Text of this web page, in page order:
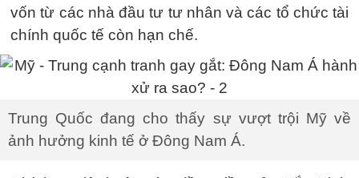
vốn từ các nhà đầu tư tư nhân và các tổ chức tài
chính quốc tế còn hạn chế.
Trung Quốc đang cho thấy sự vượt trội Mỹ về
ảnh hưởng kinh tế ở Đông Nam Á.